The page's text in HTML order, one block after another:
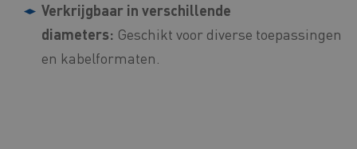
Verkrijgbaar in verschillende
diameters: Geschikt voor diverse toepassingen
en kabelformaten.